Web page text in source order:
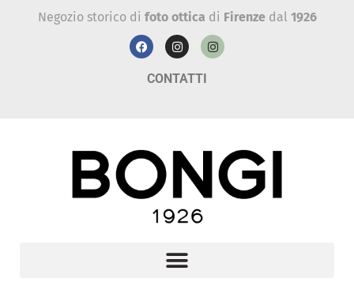
Negozio storico di foto ottica di Firenzedal 1926
CONTATTI